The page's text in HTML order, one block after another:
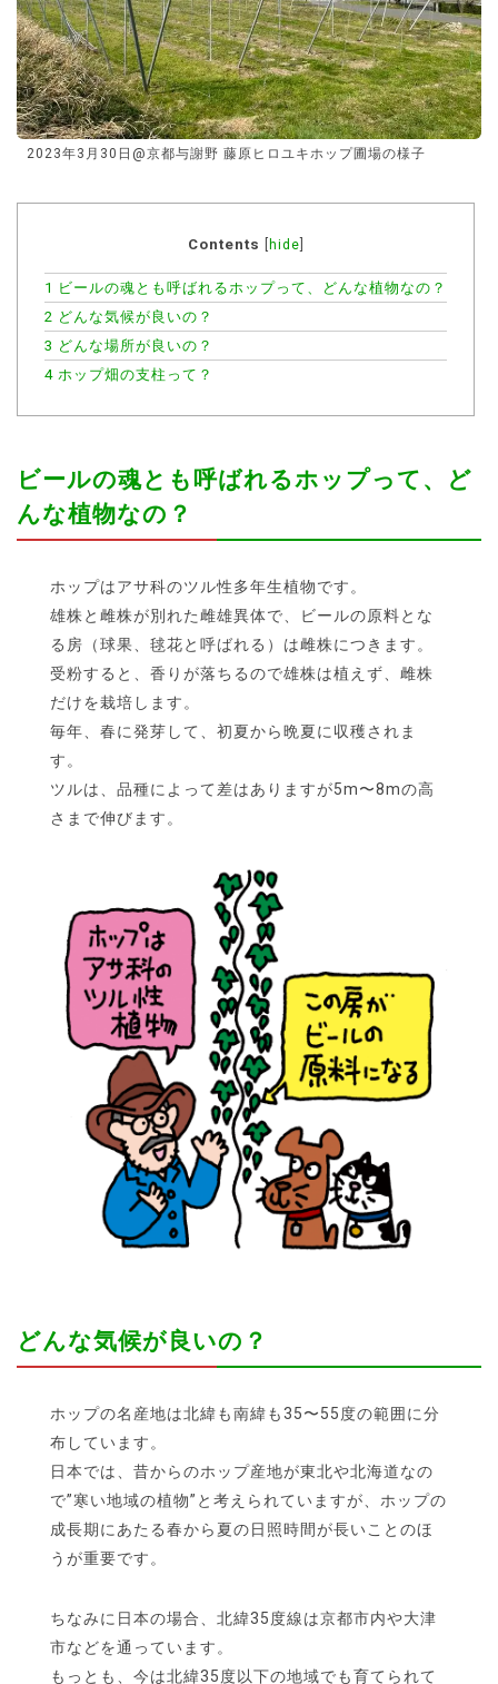
2023年3月30日@京都与謝野 藤原ヒロユキホップ圃場の様子
Contents hide
1 ビールの魂とも呼ばれるホップって、どんな植物なの？
2 どんな気候が良いの？
3 どんな場所が良いの？
4 ホップ畑の支柱って？
ビールの魂とも呼ばれるホップって、ど
んな植物なの？
ホップはアサ科のツル性多年生植物です。
雄株と雌株が別れた雌雄異体で、ビールの原料とな
る房（球果、毬花と呼ばれる）は雌株につきます。
受粉すると、香りが落ちるので雄株は植えず、雌株
だけを栽培します。
毎年、春に発芽して、初夏から晩夏に収穫されま
す。
ツルは、品種によって差はありますが5m〜8mの高
さまで伸びます。
どんな気候が良いの？
ホップの名産地は北緯も南緯も35〜55度の範囲に分
布しています。
日本では、昔からのホップ産地が東北や北海道なの
で”寒い地域の植物”と考えられていますが、ホップの
成長期にあたる春から夏の日照時間が長いことのほ
うが重要です。
ちなみに日本の場合、北緯35度線は京都市内や大津
市などを通っています。
もっとも、今は北緯35度以下の地域でも育てられて